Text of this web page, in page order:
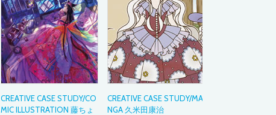
CREATIVE CASE STUDY/CO
MIC ILLUSTRATION 藤ちょ
CREATIVE CASE STUDY/MA
NGA 久米田康治